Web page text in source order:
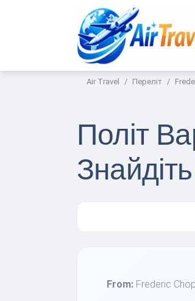
Air Travel Переліт
Політ
From: Frederic